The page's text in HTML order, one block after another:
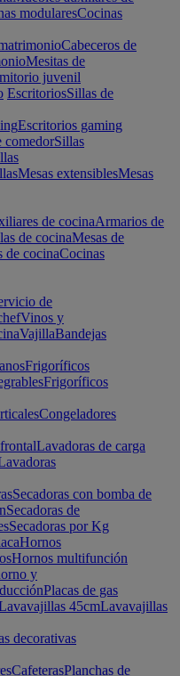
modularesCocinas
Cabeceros de
Mesitas de
juvenil
EscritoriosSillas de
Escritorios gaming
comedorSillas
Mesas extensiblesMesas
de cocinaArmarios de
de cocinaMesas de
de cocinaCocinas
de
Vinos y
VajillaBandejas
Frigoríficos
Frigoríficos
Congeladores
Lavadoras de carga
Secadoras con bomba de
Secadoras de
Secadoras por Kg
Hornos
Hornos multifunción
y
Placas de gas
45cmLavavajillas
decorativas
CafeterasPlanchas de